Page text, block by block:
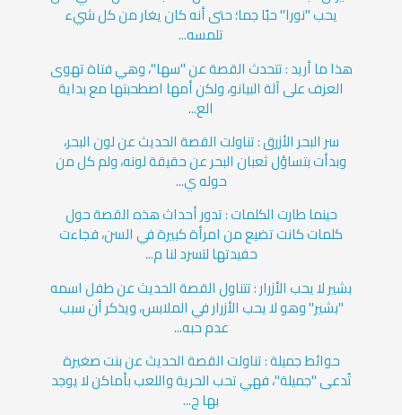
يحب "نورا" حبًا جما؛ حتى أنه كان يغار من كل شيء
تلمسه...
هذا ما أريد : تتحدث القصة عن "سها"، وهي فتاة تهوى
العزف على آلة البيانو، ولكن أمها اصطحبتها مع بداية
الع...
سر البحر الأزرق : تناولت القصة الحديث عن لون البحر،
وبدأت بتساؤل ثعبان البحر عن حقيقة لونه، ولم كل من
حوله ي...
حينما طارت الكلمات : تدور أحداث هذه القصة حول
كلمات كانت تضيع من امرأة كبيرة في السن، فجاءت
حفيدتها لتسرد لنا م...
بشير لا يحب الأزرار : تتناول القصة الحديث عن طفل اسمه
"بشير" وهو لا يحب الأزرار في الملابس، ويذكر أن سبب
عدم حبه...
حوائط جميلة : تناولت القصة الحديث عن بنت صغيرة
تُدعى "جميلة"، فهي تحب الحرية واللعب بأماكن لا يوجد
بها ج...